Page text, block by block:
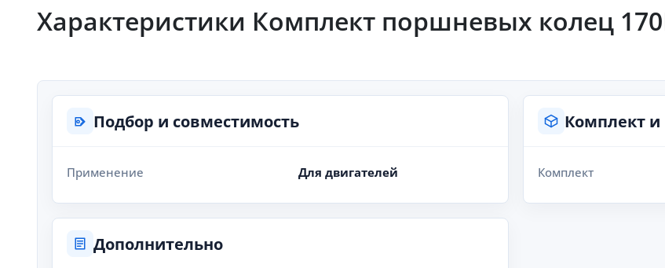
Характеристики Комплект поршневых колец
Подбор и совместимость
Применение Для двигателей
Комплект
Комплект
Дополнительно